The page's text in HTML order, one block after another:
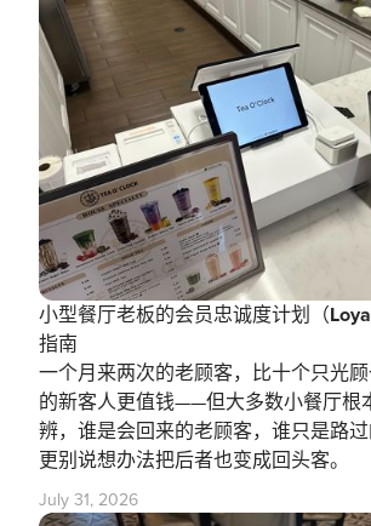
小型餐厅老板的会员忠诚度计划（
指南
一个月来两次的老顾客，比十个只光
的新客人更值钱——但大多数小餐厅根
辨，谁是会回来的老顾客，谁只是路过
更别说想办法把后者也变成回头客。
July 31, 2026